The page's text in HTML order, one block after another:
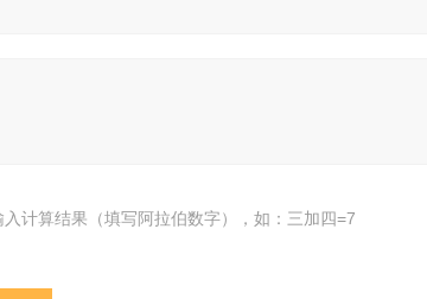
入计算结果（填写阿拉伯数字），如：三加四=7